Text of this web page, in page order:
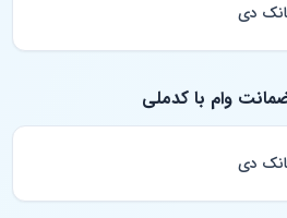
دی
وام با کدملی
دی